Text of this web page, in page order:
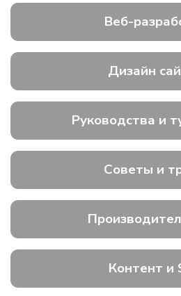
Веб-
Дизайн
Руководства и
Советы и
Контент и